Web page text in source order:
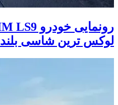
لوکس ترین شاسی بلند EREV در ایران